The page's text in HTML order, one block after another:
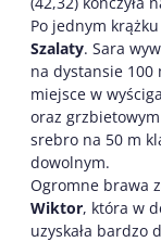
Po jednym krążku
Szalaty. Sara
na dystansie 100
miejsce w
oraz
srebro na 50 m
dowolnym.
Ogromne brawa
Wiktor, która w
uzyskała bardzo